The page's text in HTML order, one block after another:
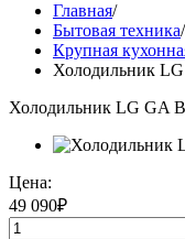
Главная/
Бытовая техника/
Крупная
Холодильник
Холодильник LG GA
Цена:
49 090₽